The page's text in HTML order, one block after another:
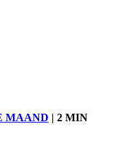
MAAND | 2 MIN